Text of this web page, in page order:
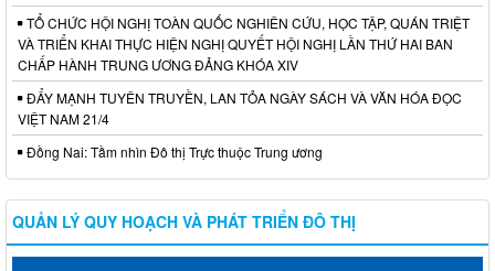
TỔ CHỨC HỘI NGHỊ TOÀN QUỐC NGHIÊN CỨU, HỌC TẬP, QUÁN TRIỆT
VÀ TRIỂN KHAI THỰC HIỆN NGHỊ QUYẾT HỘI NGHỊ LẦN THỨ HAI BAN
CHẤP HÀNH TRUNG ƯƠNG ĐẢNG KHÓA XIV
ĐẨY MẠNH TUYÊN TRUYỀN, LAN TỎA NGÀY SÁCH VÀ VĂN HÓA ĐỌC
VIỆT NAM 21/4
Đồng Nai: Tầm nhìn Đô thị Trực thuộc Trung ương
QUẢN LÝ QUY HOẠCH VÀ PHÁT TRIỂN ĐÔ THỊ